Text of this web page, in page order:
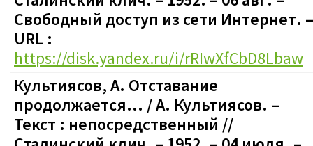
Свободный доступ из сети Интернет. –
URL :
https://disk.yandex.ru/i/rRIwXfCbD8Lbaw
Культиясов, А. Отставание
продолжается… / А. Культиясов. –
Текст : непосредственный //